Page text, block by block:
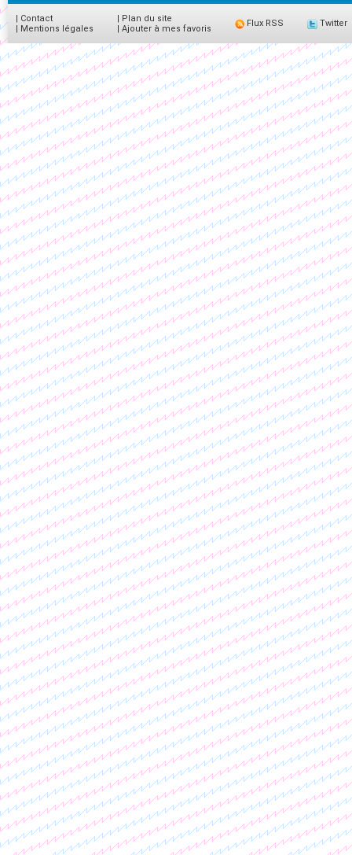
| Contact
| Mentions légales
| Plan du site
| Ajouter à mes favoris
Flux RSS Twitter